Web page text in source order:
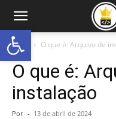
Início O que é: Arquivo de
O que é:
instalação
Por - 13 de abril de 2024
Abrir a barra de ferramentas